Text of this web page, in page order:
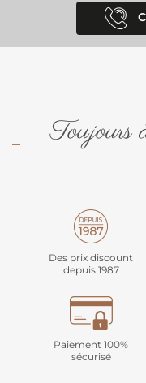
Toujours
Des prix discount
depuis 1987
Paiement 100%
sécurisé